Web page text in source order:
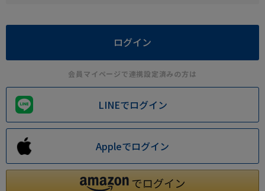
会員マイページで連携設定済みの方は
LINEでログイン
Appleでログイン